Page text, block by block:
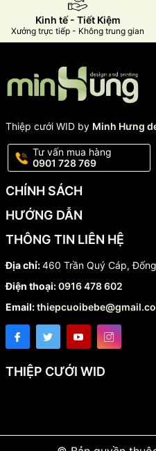
Kinh tế - Tiết Kiệm
Xưởng trực tiếp - Không trung gian
Thiệp cưới WID by Minh Hưng
Tư vấn mua hàng
0901 728 769
CHÍNH SÁCH
HƯỚNG DẪN
THÔNG TIN LIÊN HỆ
Địa chỉ:460 Trần Quý Cáp,
Điện thoại:0916 478 602
Email:
THIỆP CƯỚI WID